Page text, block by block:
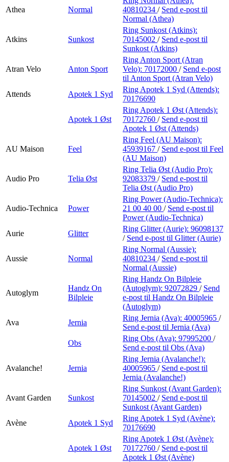
Athea Normal
40810234 / Send e-post til
Normal (Athea)
Atkins Sunkost
Ring Sunkost (Atkins):
70145002 / Send e-post til
Sunkost (Atkins)
Atran Velo Anton Sport
Ring Anton Sport (Atran
Velo): 70172000 / Send e-post
til Anton Sport (Atran Velo)
Attends
Apotek 1 Syd
Ring Apotek 1 Syd (Attends):
70176690
Apotek 1 Øst
Ring Apotek 1 Øst (Attends):
70172760 / Send e-post til
Apotek 1 Øst (Attends)
AU Maison Feel
Ring Feel (AU Maison):
45939167 / Send e-post til Feel
(AU Maison)
Audio Pro Telia Øst
Ring Telia Øst (Audio Pro):
92083379 / Send e-post til
Telia Øst (Audio Pro)
Audio-Technica Power
Ring Power (Audio-Technica):
21 00 40 00 / Send e-post til
Power (Audio-Technica)
Aurie
Glitter
Ring Glitter (Aurie): 96098137
/ Send e-post til Glitter (Aurie)
Aussie Normal
Ring Normal (Aussie):
40810234 / Send e-post til
Normal (Aussie)
Autoglym
Handz On
Bilpleie
Ring Handz On Bilpleie
(Autoglym): 92072829 / Send
e-post til Handz On Bilpleie
(Autoglym)
Ava
Jernia
Ring Jernia (Ava): 40005965 /
Send e-post til Jernia (Ava)
Obs
Ring Obs (Ava): 97995200 /
Send e-post til Obs (Ava)
Avalanche! Jernia
Ring Jernia (Avalanche!):
40005965 / Send e-post til
Jernia (Avalanche!)
Avant Garden Sunkost
Ring Sunkost (Avant Garden):
70145002 / Send e-post til
Sunkost (Avant Garden)
Avène
Apotek 1 Syd
Ring Apotek 1 Syd (Avène):
70176690
Apotek 1 Øst
Ring Apotek 1 Øst (Avène):
70172760 / Send e-post til
Apotek 1 Øst (Avène)